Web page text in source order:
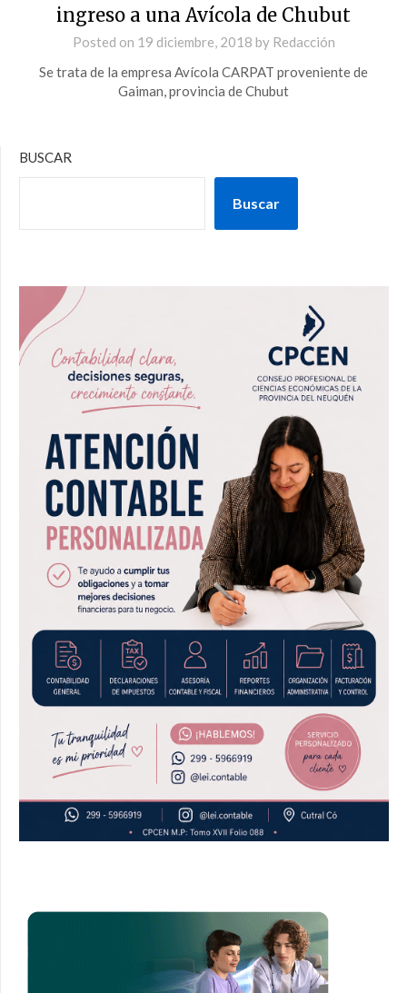
ingreso a una Avícola de Chubut
Posted on 19 diciembre, 2018 by Redacción
Se trata de la empresa Avícola CARPAT proveniente de
Gaiman, provincia de Chubut
BUSCAR
Buscar